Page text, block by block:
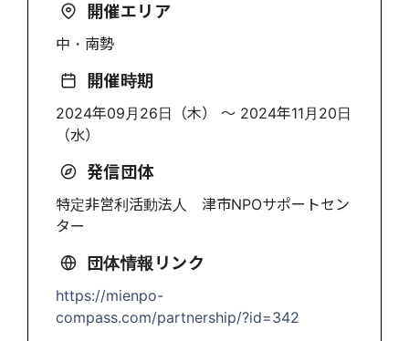
開催エリア
中・南勢
開催時期
2024年09月26日（木） 〜 2024年11月20日
（水）
発信団体
特定非営利活動法人 津市NPOサポートセン
ター
団体情報リンク
https://mienpo-
compass.com/partnership/?id=342